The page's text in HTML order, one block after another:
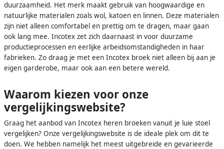
duurzaamheid. Het merk maakt gebruik van hoogwaardige en
natuurlijke materialen zoals wol, katoen en linnen. Deze materialen
zijn niet alleen comfortabel en prettig om te dragen, maar gaan
ook lang mee. Incotex zet zich daarnaast in voor duurzame
productieprocessen en eerlijke arbeidsomstandigheden in haar
fabrieken. Zo draag je met een Incotex broek niet alleen bij aan je
eigen garderobe, maar ook aan een betere wereld.
Waarom kiezen voor onze
vergelijkingswebsite?
Graag het aanbod van Incotex heren broeken vanuit je luie stoel
vergelijken? Onze vergelijkingswebsite is de ideale plek om dit te
doen. We hebben namelijk het meest uitgebreide en gevarieerde